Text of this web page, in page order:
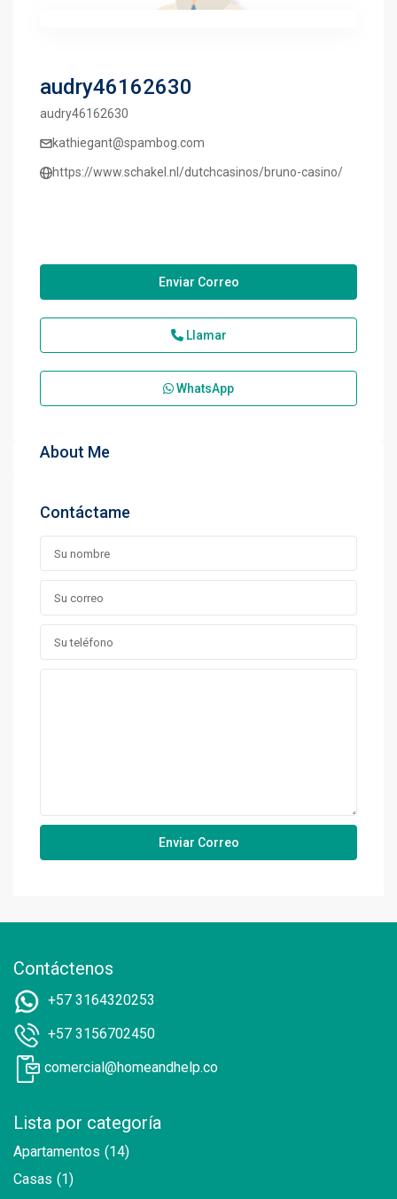
audry46162630
audry46162630
kathiegant@spambog.com
https://www.schakel.nl/dutchcasinos/bruno-casino/
Enviar Correo
Llamar
WhatsApp
About Me
Contáctame
Contáctenos
+57 3164320253
+57 3156702450
comercial@homeandhelp.co
Lista por categoría
Apartamentos (14)
Casas (1)